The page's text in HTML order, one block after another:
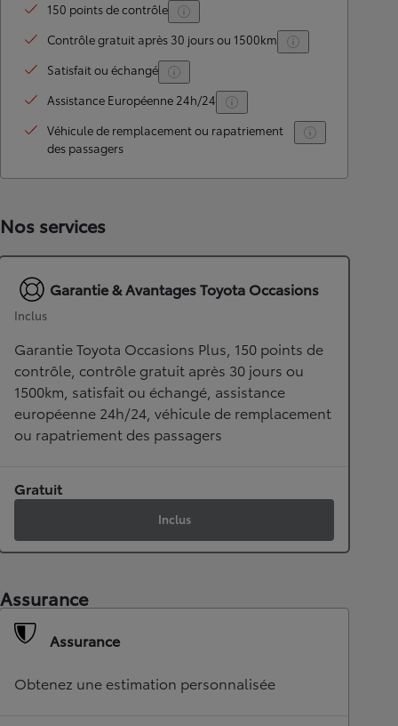
150 points de contrôle
Contrôle gratuit après 30 jours ou 1500km
Satisfait ou échangé
Assistance Européenne 24h/24
Véhicule de remplacement ou rapatriement
des passagers
Nos services
Garantie & Avantages Toyota Occasions
Inclus
Garantie Toyota Occasions Plus, 150 points de
contrôle, contrôle gratuit après 30 jours ou
1500km, satisfait ou échangé, assistance
européenne 24h/24, véhicule de remplacement
ou rapatriement des passagers
Gratuit
Inclus
Assurance
Assurance
Obtenez une estimation personnalisée